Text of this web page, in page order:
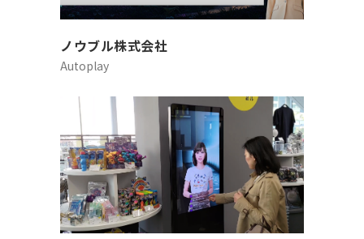
ノウブル株式会社
Autoplay